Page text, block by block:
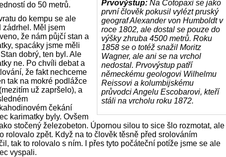
Prvovýstup: Na Cotopaxi se jako
první člověk pokusil vylézt pruský
geograf Alexander von Humboldt v
roce 1802, ale dostal se pouze do
výšky zhruba 4500 metrů. Roku
1858 se o totéž snažil Moritz
Wagner, ale ani se na vrchol
nedostal. Prvovýstup patří
německému geologovi Wilhelmu
Reissovi a kolumbijskému
průvodci Angelu Escobarovi, kteří
stáli na vrcholu roku 1872.
do 50 metrů.
do kempu se ale
zádrhel. Měl jsem
že nám půjčí stan a
spacáky jsme měli
dobrý, ten byl. Ale
ne. Po chvíli debat a
že fakt nechceme
tak na mokré podlážce
už zapršelo), a
čekání
karimatky byly. Ovšem
stočený železobeton. Úpornou silou to sice šlo rozmotat, ale
rolovalo zpět. Když na to člověk těsně před srolováním
tak to rolovalo s ním. I přes tyto počáteční potíže jsme se ale
vyspali.